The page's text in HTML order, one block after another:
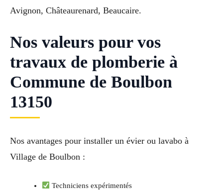
Avignon, Châteaurenard, Beaucaire.
Nos valeurs pour vos
travaux de plomberie à
Commune de Boulbon
13150
Nos avantages pour installer un évier ou lavabo à
Village de Boulbon :
Techniciens expérimentés